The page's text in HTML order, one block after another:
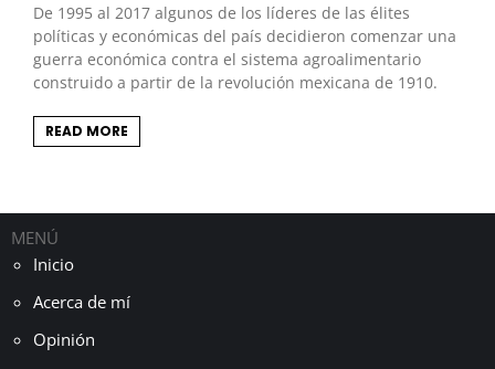
De 1995 al 2017 algunos de los líderes de las élites
políticas y económicas del país decidieron comenzar una
guerra económica contra el sistema agroalimentario
construido a partir de la revolución mexicana de 1910.
READ MORE
MENÚ
Inicio
Acerca de mí
Opinión